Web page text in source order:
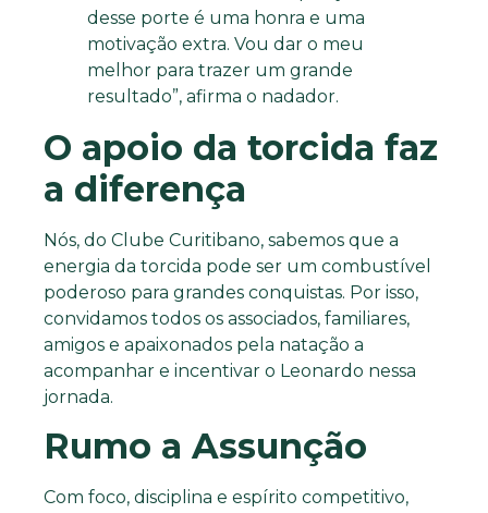
desse porte é uma honra e uma
motivação extra. Vou dar o meu
melhor para trazer um grande
resultado”, afirma o nadador.
O apoio da torcida faz
a diferença
Nós, do Clube Curitibano, sabemos que a
energia da torcida pode ser um combustível
poderoso para grandes conquistas. Por isso,
convidamos todos os associados, familiares,
amigos e apaixonados pela natação a
acompanhar e incentivar o Leonardo nessa
jornada.
Rumo a Assunção
Com foco, disciplina e espírito competitivo,